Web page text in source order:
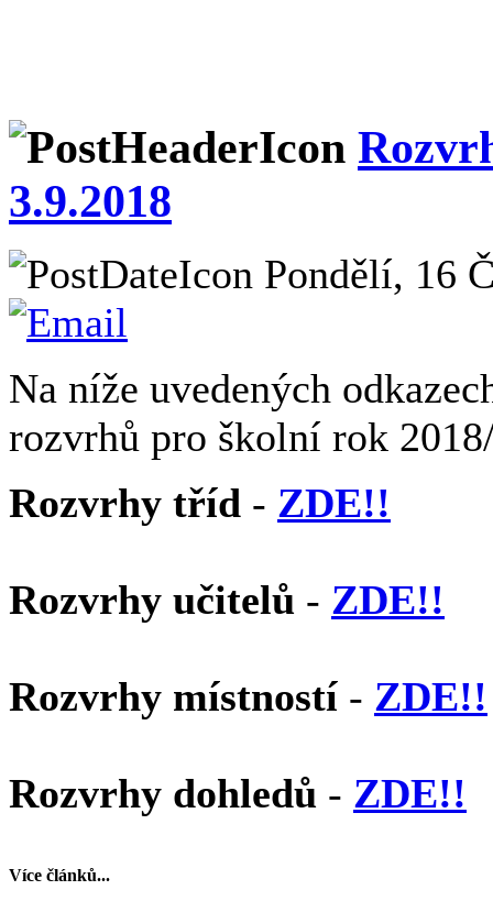
3.9.2018
Pondělí, 16
Na níže uvedených
rozvrhů pro školní rok
Rozvrhy tříd - ZDE!!
Rozvrhy učitelů - ZDE!!
Rozvrhy místností - ZDE!!
Rozvrhy dohledů - ZDE!!
Více článků...